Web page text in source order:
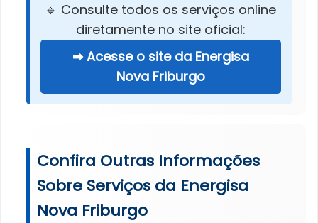
🔹 Consulte todos os serviços online
diretamente no site oficial:
➡ Acesse o site da Energisa
Nova Friburgo
Confira Outras Informações
Sobre Serviços da Energisa
Nova Friburgo